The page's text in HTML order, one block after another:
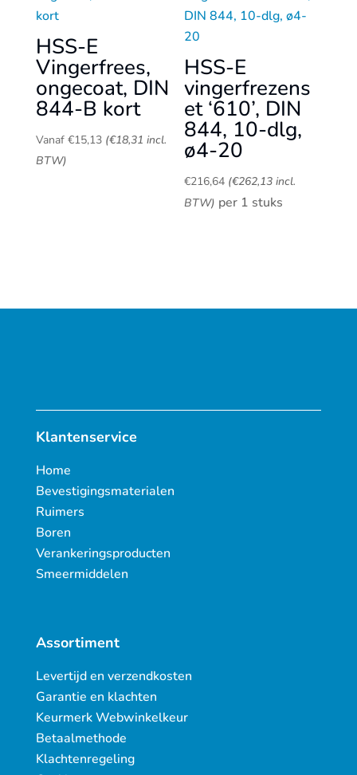
HSS-E
Vingerfrees,
ongecoat, DIN
844-B kort
Vanaf €15,13 (€18,31 incl.
BTW)
HSS-E
vingerfrezens
et ‘610’, DIN
844, 10-dlg,
ø4-20
€216,64 (€262,13 incl.
BTW) per 1 stuks
Klantenservice
Home
Bevestigingsmaterialen
Ruimers
Boren
Verankeringsproducten
Smeermiddelen
Assortiment
Levertijd en verzendkosten
Garantie en klachten
Keurmerk Webwinkelkeur
Betaalmethode
Klachtenregeling